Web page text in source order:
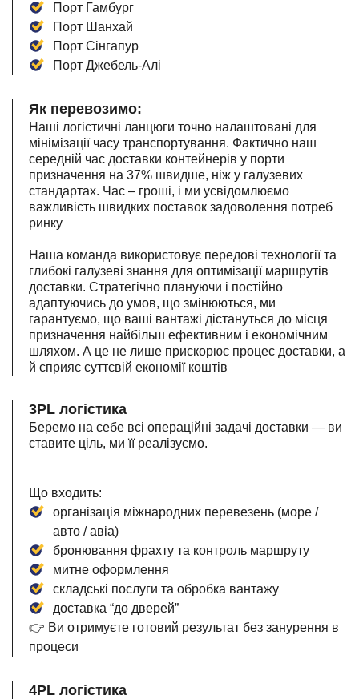
Порт Гамбург
Порт Шанхай
Порт Сінгапур
Порт Джебель-Алі
Як перевозимо:
Наші логістичні ланцюги точно налаштовані для
мінімізації часу транспортування. Фактично наш
середній час доставки контейнерів у порти
призначення на 37% швидше, ніж у галузевих
стандартах. Час – гроші, і ми усвідомлюємо
важливість швидких поставок задоволення потреб
ринку
Наша команда використовує передові технології та
глибокі галузеві знання для оптимізації маршрутів
доставки. Стратегічно плануючи і постійно
адаптуючись до умов, що змінюються, ми
гарантуємо, що ваші вантажі дістануться до місця
призначення найбільш ефективним і економічним
шляхом. А це не лише прискорює процес доставки, а
й сприяє суттєвій економії коштів
3PL логістика
Беремо на себе всі операційні задачі доставки — ви
ставите ціль, ми її реалізуємо.
Що входить:
організація міжнародних перевезень (море /
авто / авіа)
бронювання фрахту та контроль маршруту
митне оформлення
складські послуги та обробка вантажу
доставка “до дверей”
👉 Ви отримуєте готовий результат без занурення в
процеси
4PL логістика